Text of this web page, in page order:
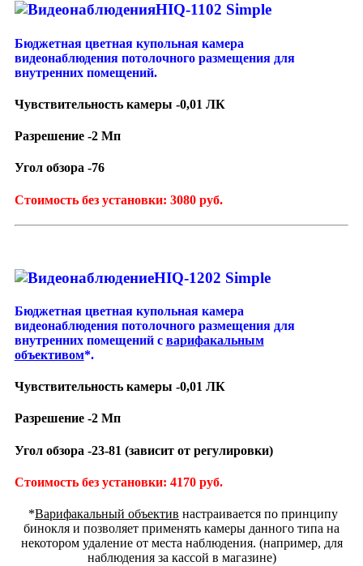
HIQ-1102 Simple
Бюджетная цветная купольная камера
видеонаблюдения потолочного размещения для
внутренних помещений.
Чувствительность камеры -0,01 ЛК
Разрешение -2 Мп
Угол обзора -76
Стоимость без установки: 3080 руб.
HIQ-1202 Simple
Бюджетная цветная купольная камера
видеонаблюдения потолочного размещения для
внутренних помещений с варифакальным
объективом*.
Чувствительность камеры -0,01 ЛК
Разрешение -2 Мп
Угол обзора -23-81 (зависит от регулировки)
Стоимость без установки: 4170 руб.
*Варифакальный объектив настраивается по принципу
бинокля и позволяет применять камеры данного типа на
некотором удаление от места наблюдения. (например, для
наблюдения за кассой в магазине)